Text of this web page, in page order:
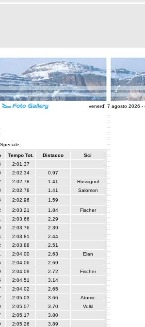
venerdì 7 agosto 2026 -
Tempo Tot. Distacco
Sci
2:01.37
2:02.34
0.97
2:02.78 1.41
Rossignol
2:02.78 1.41
Salomon
2:02.96
1.59
2:03.21 1.84
Fischer
2:03.66
2.29
2:03.76
2.39
2:03.81
2.44
2:03.88
2.51
2:04.00 2.63
Elan
2:04.06
2.69
2:04.09 2.72
Fischer
2:04.51
3.14
2:04.02
2.65
2:05.03 3.66
Atomic
2:05.07 3.70
Volkl
2:05.17
3.80
2:05.26
3.89